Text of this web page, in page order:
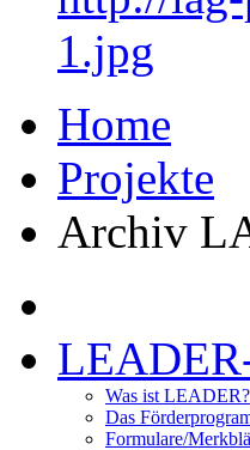
1.jpg
Home
Projekte
Archiv
Was ist LEADER?
Das
Formulare/